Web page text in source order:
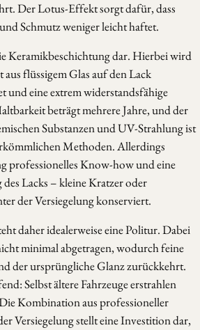
Der Lotus-Effekt sorgt dafür, dass
Schmutz weniger leicht haftet.
Keramikbeschichtung dar. Hierbei wird
flüssigem Glas auf den Lack
und eine extrem widerstandsfähige
beträgt mehrere Jahre, und der
Substanzen und UV-Strahlung ist
Methoden. Allerdings
professionelles Know-how und eine
Lacks – kleine Kratzer oder
der Versiegelung konserviert.
daher idealerweise eine Politur. Dabei
minimal abgetragen, wodurch feine
der ursprüngliche Glanz zurückkehrt.
Selbst ältere Fahrzeuge erstrahlen
Kombination aus professioneller
Versiegelung stellt eine Investition dar,